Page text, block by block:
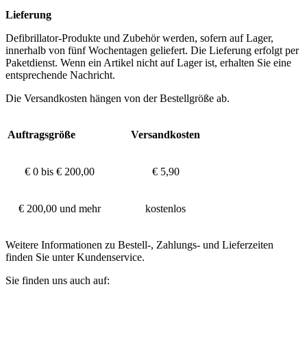
Lieferung
Defibrillator-Produkte und Zubehör werden, sofern auf Lager,
innerhalb von fünf Wochentagen geliefert. Die Lieferung erfolgt per
Paketdienst. Wenn ein Artikel nicht auf Lager ist, erhalten Sie eine
entsprechende Nachricht.
Die Versandkosten hängen von der Bestellgröße ab.
Auftragsgröße Versandkosten
€ 0 bis € 200,00 € 5,90
€ 200,00 und mehr kostenlos
Weitere Informationen zu Bestell-, Zahlungs- und Lieferzeiten
finden Sie unter Kundenservice.
Sie finden uns auch auf: